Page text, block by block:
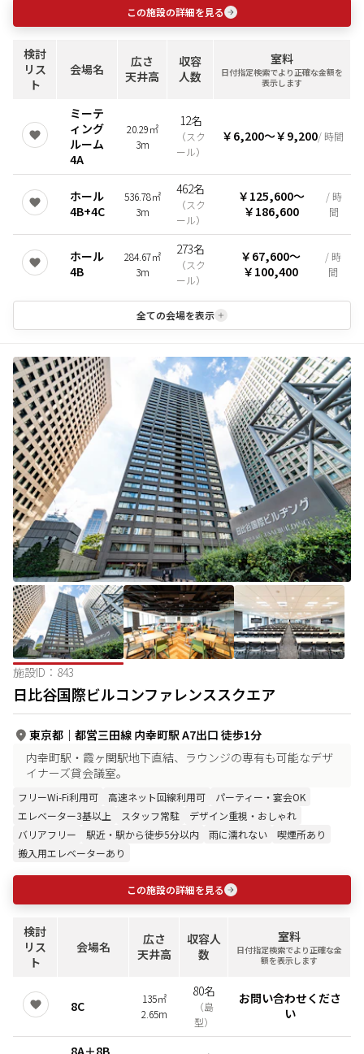
この施設の詳細を見る
検討
リス
ト
会場名
広さ
天井高
収容
人数
室料
日付指定検索でより正確な金額を
表示します
ミーテ
ィング
ルーム
4A
20.29㎡
3m
12名
（スク
ール）
￥6,200〜￥9,200/ 時間
ホール
4B+4C
536.78㎡
3m
462名
（スク
ール）
￥125,600〜
￥186,600
/ 時
間
ホール
4B
284.67㎡
3m
273名
（スク
ール）
￥67,600〜
￥100,400
/ 時
間
全ての会場を表示
施設ID： 843
日比谷国際ビルコンファレンススクエア
東京都 ｜ 都営三田線 内幸町駅 A7出口 徒歩1分
内幸町駅・霞ヶ関駅地下直結、ラウンジの専有も可能なデザ
イナーズ貸会議室。
フリーWi-Fi利用可 高速ネット回線利用可
パーティー・宴会OK
エレベーター3基以上
スタッフ常駐
デザイン重視・おしゃれ
バリアフリー
駅近・駅から徒歩5分以内 雨に濡れない
喫煙所あり
搬入用エレベーターあり
この施設の詳細を見る
検討
リス
ト
会場名
広さ
天井高
収容人
数
室料
日付指定検索でより正確な金
額を表示します
8C
135㎡
2.65m
80名
（島
型）
お問い合わせくださ
い
8A＋8B